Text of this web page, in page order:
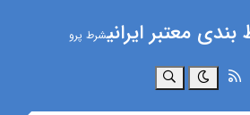
معتبر ایرانیشرط پرو
جستجو